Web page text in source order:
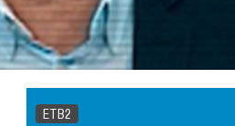
ETB2